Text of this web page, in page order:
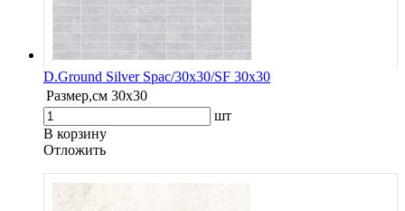
D.Ground Silver Spac/30x30/SF 30x30
Размер,см 30x30
шт
В корзину
Oтложить